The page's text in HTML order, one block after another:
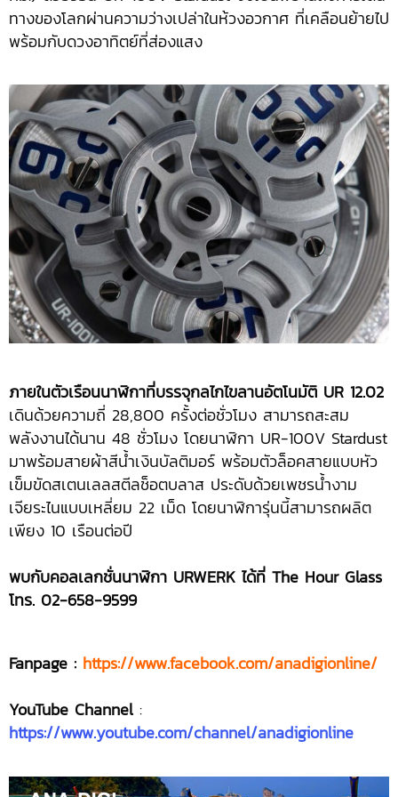
ทางของโลกผ่านความว่างเปล่าในห้วงอวกาศ ที่เคลือนย้ายไป
พร้อมกับดวงอาทิตย์ที่ส่องแสง
ภายในตัวเรือนนาฬิกาที่บรรจุกลไกไขลานอัตโนมัติ UR 12.02
เดินด้วยความถี่ 28,800 ครั้งต่อชั่วโมง สามารถสะสม
พลังงานได้นาน 48 ชั่วโมง โดยนาฬิกา UR-100V Stardust
มาพร้อมสายผ้าสีน้ำเงินบัลติมอร์ พร้อมตัวล็อคสายแบบหัว
เข็มขัดสเตนเลลสตีลช็อตบลาส ประดับด้วยเพชรน้ำงาม
เจียระไนแบบเหลี่ยม 22 เม็ด โดยนาฬิการุ่นนี้สามารถผลิต
เพียง 10 เรือนต่อปี
พบกับคอลเลกชั่นนาฬิกา URWERK ได้ที่ The Hour Glass
โทร. 02-658-9599
Fanpage : https://www.facebook.com/anadigionline/
YouTube Channel :
https://www.youtube.com/channel/anadigionline